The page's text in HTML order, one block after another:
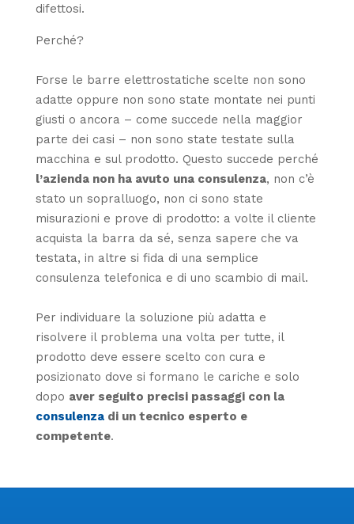
difettosi.
Perché?
Forse le barre elettrostatiche scelte non sono
adatte oppure non sono state montate nei punti
giusti o ancora – come succede nella maggior
parte dei casi – non sono state testate sulla
macchina e sul prodotto. Questo succede perché
l’azienda non ha avuto una consulenza, non c’è
stato un sopralluogo, non ci sono state
misurazioni e prove di prodotto: a volte il cliente
acquista la barra da sé, senza sapere che va
testata, in altre si fida di una semplice
consulenza telefonica e di uno scambio di mail.
Per individuare la soluzione più adatta e
risolvere il problema una volta per tutte, il
prodotto deve essere scelto con cura e
posizionato dove si formano le cariche e solo
dopo aver seguito precisi passaggi con la
consulenzadi un tecnico esperto e
competente.